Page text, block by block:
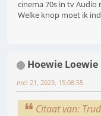
cinema 70s in tv Audio
Welke knop moet ik
Hoewie Loewie
mei 21, 2023, 15:08:55
Citaat van: